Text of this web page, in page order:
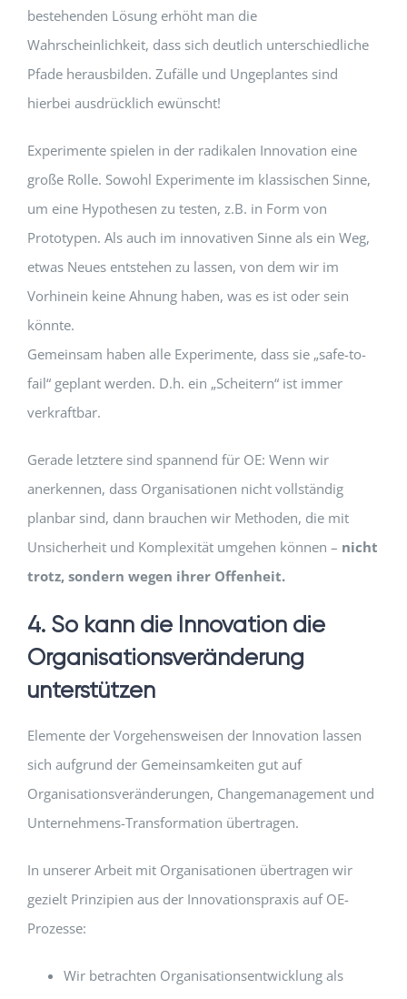
bestehenden Lösung erhöht man die
Wahrscheinlichkeit, dass sich deutlich unterschiedliche
Pfade herausbilden. Zufälle und Ungeplantes sind
hierbei ausdrücklich ewünscht!
Experimente spielen in der radikalen Innovation eine
große Rolle. Sowohl Experimente im klassischen Sinne,
um eine Hypothesen zu testen, z.B. in Form von
Prototypen. Als auch im innovativen Sinne als ein Weg,
etwas Neues entstehen zu lassen, von dem wir im
Vorhinein keine Ahnung haben, was es ist oder sein
könnte.
Gemeinsam haben alle Experimente, dass sie „safe-to-
fail“ geplant werden. D.h. ein „Scheitern“ ist immer
verkraftbar.
Gerade letztere sind spannend für OE: Wenn wir
anerkennen, dass Organisationen nicht vollständig
planbar sind, dann brauchen wir Methoden, die mit
Unsicherheit und Komplexität umgehen können – nicht
trotz, sondern wegen ihrer Offenheit.
4. So kann die Innovation die
Organisationsveränderung
unterstützen
Elemente der Vorgehensweisen der Innovation lassen
sich aufgrund der Gemeinsamkeiten gut auf
Organisationsveränderungen, Changemanagement und
Unternehmens-Transformation übertragen.
In unserer Arbeit mit Organisationen übertragen wir
gezielt Prinzipien aus der Innovationspraxis auf OE-
Prozesse:
Wir betrachten Organisationsentwicklung als